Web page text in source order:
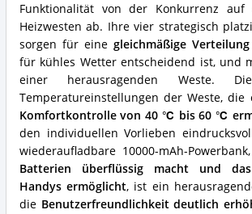
Funktionalität von der Konkurrenz
Heizwesten ab. Ihre vier strategisch
sorgen für eine gleichmäßige
für kühles Wetter entscheidend ist, und
einer herausragenden Weste.
Temperatureinstellungen der Weste, die
Komfortkontrolle von 40 ℃ bis 60 ℃
den individuellen Vorlieben
wiederaufladbare 10000-mAh-
Batterien überflüssig macht und
Handys ermöglicht, ist ein
die Benutzerfreundlichkeit deutlich